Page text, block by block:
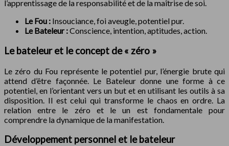
l’apprentissage de la responsabilité et de la maîtrise de soi.
Le Fou : Insouciance, foi aveugle, potentiel pur.
Le Bateleur :Conscience, intention, aptitudes, action.
Le bateleur et le concept de « zéro »
Le zéro du Fou représente le potentiel pur, l’énergie brute qui
attend d’être façonnée. Le Bateleur donne une forme à ce
potentiel, en l’orientant vers un but et en utilisant les outils à sa
disposition. Il est celui qui transforme le chaos en ordre. La
relation entre le zéro et le un est fondamentale pour
comprendre la dynamique de la manifestation.
Développement personnel et le bateleur